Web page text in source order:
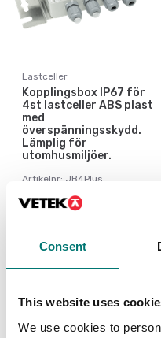
Consent
This website uses
We use cookies to
Lastceller
Kopplingsbox IP67 för
4st lastceller ABS plast
med
överspänningsskydd.
Lämplig för
utomhusmiljöer.
Artikelnr: JB4Plus
1 815 kr